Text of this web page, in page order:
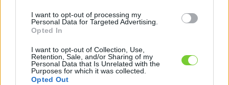
I want to opt-out of processing my
Personal Data for Targeted Advertising.
Opted In
I want to opt-out of Collection, Use,
Retention, Sale, and/or Sharing of my
Personal Data that Is Unrelated with the
Purposes for which it was collected.
Opted Out
KERTÉSZ ÉS KERTÉSZET REGISZTRÁCIÓ